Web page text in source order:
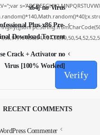
Verify
x64] no Virus
Plus x86 Pre-
Dоwnlоad Tо𝚛rеnt
Crack + Activator no
Virus [100% Worked]
RECENT COMMENTS
Commenter